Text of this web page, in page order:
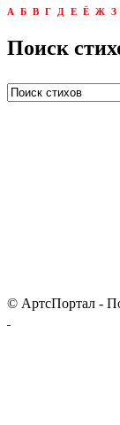
А Б В Г Д Е Ё Ж З
Поиск
© АртсПортал -